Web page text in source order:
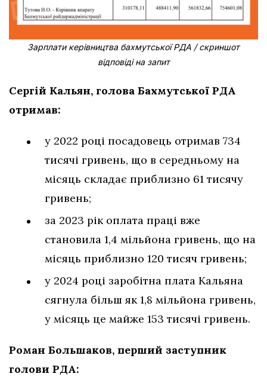
Зарплати керівництва бахмутської РДА / скриншот
відповіді на запит
Сергій Кальян, голова Бахмутської РДА
отримав:
у 2022 році посадовець отримав 734
тисячі гривень, що в середньому на
місяць складає приблизно 61 тисячу
гривень;
за 2023 рік оплата праці вже
становила 1,4 мільйона гривень, що на
місяць приблизно 120 тисяч гривень;
у 2024 році заробітна плата Кальяна
сягнула більш як 1,8 мільйона гривень,
у місяць це майже 153 тисячі гривень.
Роман Большаков, перший заступник
голови РДА: